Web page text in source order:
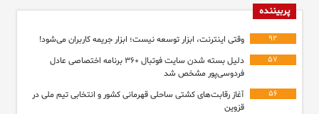
پربیننده
۹۲ وقتی اینترنت، ابزار توسعه نیست؛ ابزار جریمه کاربران می‌شود!
۵۷
دلیل بسته شدن سایت فوتبال ۳۶۰ برنامه اختصاصی عادل
فردوسی‌پور مشخص شد
۵۶
آغاز رقابت‌های کشتی ساحلی قهرمانی کشور و انتخابی تیم ملی در
قزوین